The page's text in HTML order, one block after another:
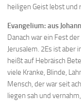
heiligen Geist lebst und
Evangelium: aus
Danach war ein Fest
Jerusalem. 2Es ist aber
heißt auf Hebräisch
viele Kranke, Blinde,
Mensch, der war seit
liegen sah und